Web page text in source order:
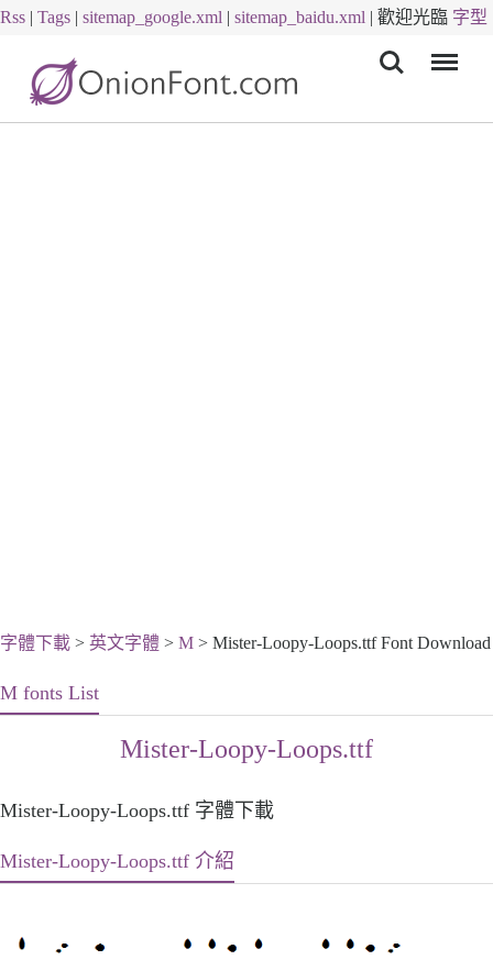
Rss | Tags | sitemap_google.xml | sitemap_baidu.xml | 歡迎光臨 字型
字體下載 > 英文字體 > M > Mister-Loopy-Loops.ttf Font Download
M fonts List
Mister-Loopy-Loops.ttf
Mister-Loopy-Loops.ttf 字體下載
Mister-Loopy-Loops.ttf 介紹